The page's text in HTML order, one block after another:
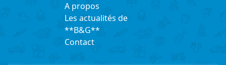
A propos
Les actualités de
**B&G**
Contact